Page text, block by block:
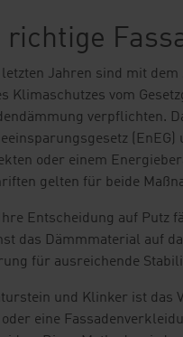
richtige
letzten Jahren sind mit
Klimaschutzes vom
verpflichten.
oder einem
gelten für beide
Entscheidung auf Putz
das Dämmmaterial auf
für ausreichende
und Klinker ist das
oder eine